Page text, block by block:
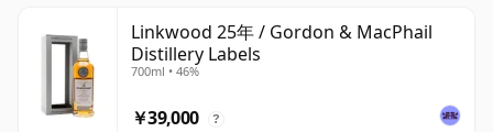
Linkwood 25年 / Gordon & MacPhail
Distillery Labels
700ml • 46%
￥39,000 ?